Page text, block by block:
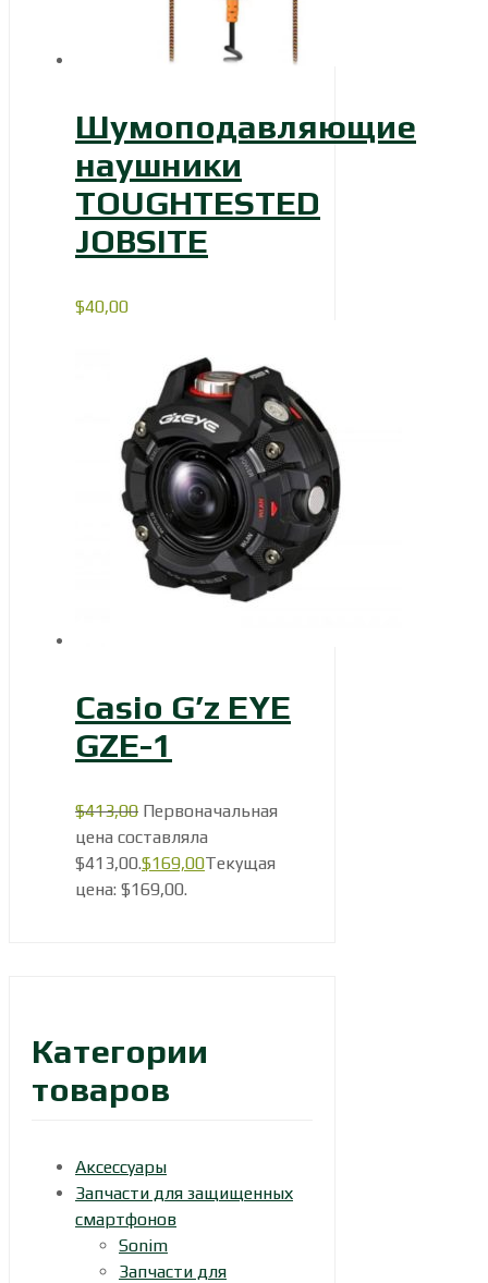
Шумоподавляющие
наушники
TOUGHTESTED
JOBSITE
$40,00
Casio G’z EYE
GZE-1
$413,00 Первоначальная
цена составляла
$413,00.$169,00Текущая
цена: $169,00.
Категории
товаров
Аксессуары
Запчасти для защищенных
смартфонов
Sonim
Запчасти для